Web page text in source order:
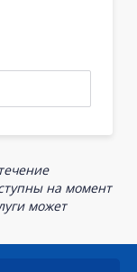
на момент
может